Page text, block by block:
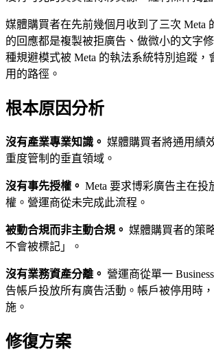
媒體購買者在先前幾個月收到了三次 Meta
的回應都是複製被拒廣告、做微小的文字
種規避模式被 Meta 的執法系統特別追蹤，
用的路徑。
根本原因分析
沒有產業專業知識。 媒體購買者將通用績
重度管制的垂直領域。
沒有事先授權。 Meta 要求博彩廣告主在投
權。營運商從未完成此流程。
被動合規而非主動合規。 媒體購買者的策
不會被標記」。
沒有業務資產分離。 營運商從單一
告帳戶投放所有廣告活動。帳戶被停用時
施。
修復方案